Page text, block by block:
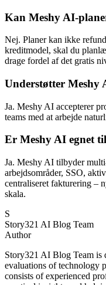
Kan Meshy AI-
Nej. Planer kan ikke
kreditmodel, skal du
drage fordel af det gratis
Understøtter Meshy
Ja. Meshy AI accepterer
teams med at arbejde
Er Meshy AI egnet
Ja. Meshy AI tilbyder
arbejdsområder, SSO,
centraliseret fakturering –
skala.
S
Story321 AI Blog Team
Author
Story321 AI Blog Team is
evaluations of technology
consists of experienced